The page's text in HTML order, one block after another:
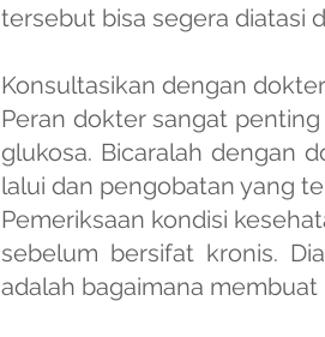
tersebut bisa segera diatasi
Konsultasikan dengan
Peran dokter sangat
glukosa. Bicaralah dengan
lalui dan pengobatan yang
Pemeriksaan kondisi
sebelum bersifat kronis.
adalah bagaimana